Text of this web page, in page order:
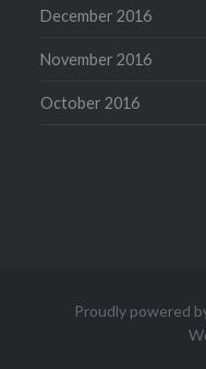
December 2016
November 2016
October 2016
Proudly powered